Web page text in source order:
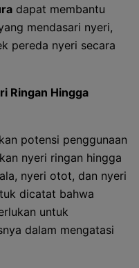
dapat membantu
mendasari nyeri,
pereda nyeri secara
Ringan Hingga
potensi penggunaan
nyeri ringan hingga
nyeri otot, dan nyeri
dicatat bahwa
untuk
dalam mengatasi